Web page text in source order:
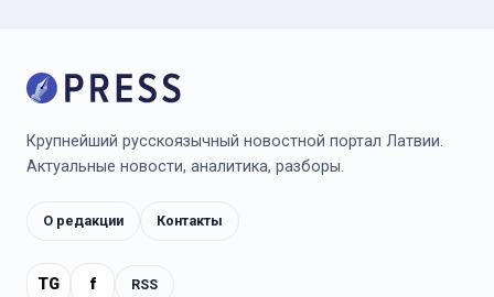
Крупнейший русскоязычный новостной портал Латвии.
Актуальные новости, аналитика, разборы.
О редакции Контакты
TG f RSS